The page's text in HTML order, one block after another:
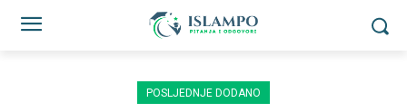
POSLJEDNJE DODANO